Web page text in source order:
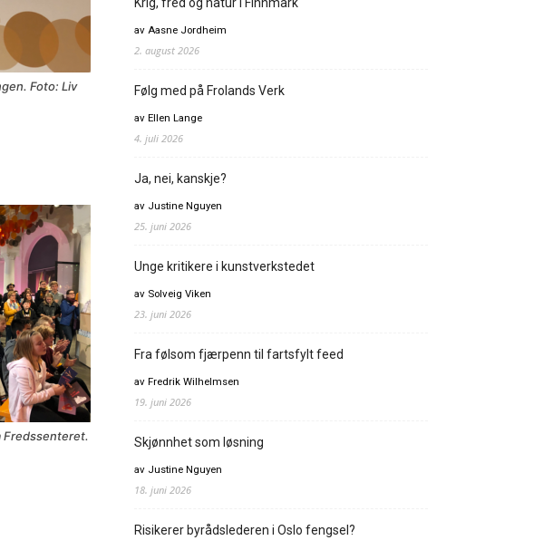
Foto: Liv
av Aasne Jordheim
2. august 2026
Følg med på Frolands Verk
av Ellen Lange
4. juli 2026
Ja, nei, kanskje?
av Justine Nguyen
25. juni 2026
Unge kritikere i kunstverkstedet
av Solveig Viken
23. juni 2026
Fra følsom fjærpenn til fartsfylt feed
av Fredrik Wilhelmsen
19. juni 2026
Skjønnhet som løsning
av Justine Nguyen
18. juni 2026
Risikerer byrådslederen i Oslo fengsel?